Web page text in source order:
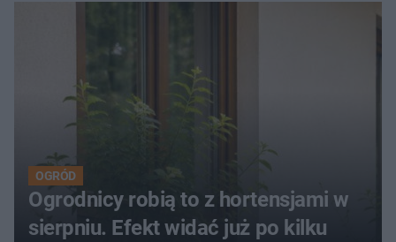
OGRÓD
Ogrodnicy robią to z hortensjami w
sierpniu. Efekt widać już po kilku